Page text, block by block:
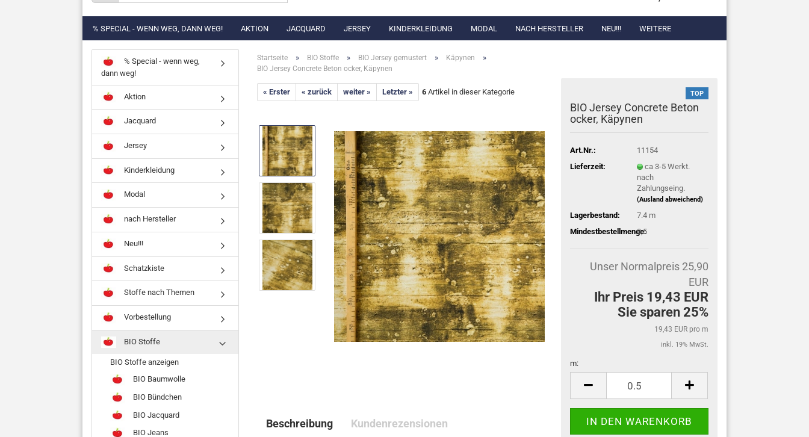
% SPECIAL - WENN WEG, DANN WEG! AKTION JACQUARD JERSEY KINDERKLEIDUNG MODAL NACH HERSTELLER NEU!!! WEITERE
Startseite » BIO Stoffe » BIO Jersey gemustert » Käpynen »
BIO Jersey Concrete Beton ocker, Käpynen
« Erster « zurück weiter » Letzter » 6 Artikel in dieser Kategorie TOP
BIO Jersey Concrete Beton
ocker, Käpynen
Art.Nr.:
11154
Lieferzeit:
ca 3-5 Werkt.
nach
Zahlungseing.
(Ausland abweichend)
Lagerbestand: 7.4 m
Mindestbestellmenge:
0,5
Unser Normalpreis 25,90
EUR
Ihr Preis 19,43 EUR
Sie sparen 25%
19,43 EUR pro m
inkl. 19% MwSt.
m:
Beschreibung Kundenrezensionen
% Special - wenn weg,
dann weg!
Aktion
Jacquard
Jersey
Kinderkleidung
Modal
nach Hersteller
Neu!!!
Schatzkiste
Stoffe nach Themen
Vorbestellung
BIO Stoffe
BIO Stoffe anzeigen
BIO Baumwolle
BIO Bündchen
BIO Jacquard
BIO Jeans